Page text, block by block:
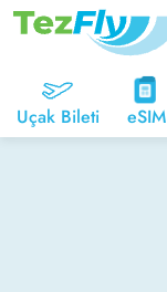
Uçak Bileti eSIM